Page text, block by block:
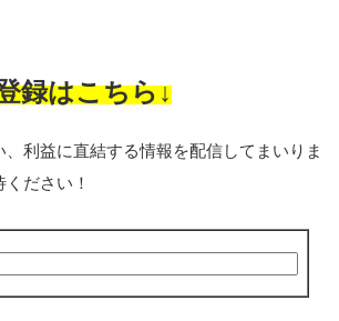
録はこちら↓
利益に直結する情報を配信してまいりま
ださい！